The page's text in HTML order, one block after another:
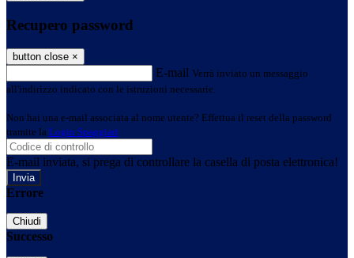
Recupero password
button close ×
E-mail Verrà inviato un messaggio
all'indirizzo indicato con le istruzioni necessarie.
Non hai una e-mail associata al nome utente? Effettua il reset della password
tramite la Login Spaggiari
E-mail inviata, si prega di controllare la casella di posta elettronica!
Errore
Chiudi
Successo